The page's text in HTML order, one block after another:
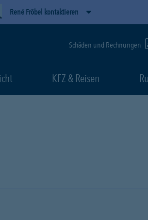
René Fröbel kontaktieren
Schäden und Rechnungen
KFZ & Reisen